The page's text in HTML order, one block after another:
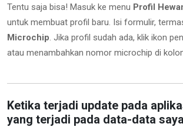
Tentu saja bisa! Masuk ke menu Profil
untuk membuat profil baru. Isi formulir,
Microchip. Jika profil sudah ada, klik ikon
atau menambahkan nomor microchip di
Ketika terjadi update pada
yang terjadi pada data-data